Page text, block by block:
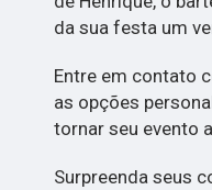
da sua festa um
Entre em contato
as opções
tornar seu evento
Surpreenda seus